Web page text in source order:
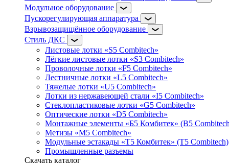
Модульное оборудование
Пускорегулирующая аппаратура
Взрывозащищённое оборудование
Стиль ДКС
Листовые лотки «S5 Combitech»
Лёгкие листовые лотки «S3 Combitech»
Проволочные лотки «F5 Combitech»
Лестничные лотки «L5 Combitech»
Тяжелые лотки «U5 Combitech»
Лотки из нержавеющей стали «I5 Combitech»
Стеклопластиковые лотки «G5 Combitech»
Оптические лотки «D5 Combitech»
Монтажные элементы «Б5 Комбитек» (B5
Метизы «M5 Combitech»
Модульные эстакады «Т5 Комбитек» (T5 Combitech)
Промышленные разъемы
Скачать каталог